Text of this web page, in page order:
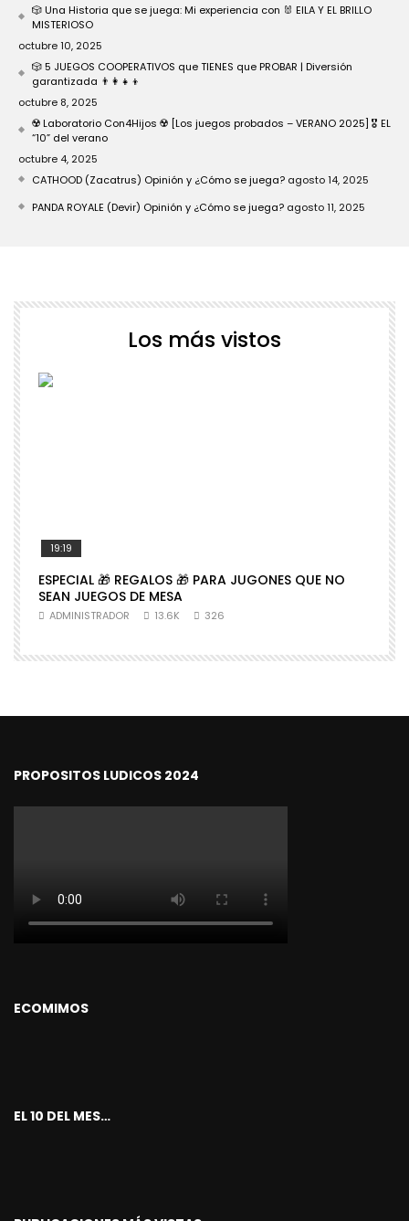
🎲 Una Historia que se juega: Mi experiencia con 🐰 EILA Y EL BRILLO
MISTERIOSO
octubre 10, 2025
🎲 5 JUEGOS COOPERATIVOS que TIENES que PROBAR | Diversión
garantizada 👨‍👩‍👧‍👦
octubre 8, 2025
☢️ Laboratorio Con4Hijos ☢️ [Los juegos probados – VERANO 2025] 🎖️ EL
“10” del verano
octubre 4, 2025
CATHOOD (Zacatrus) Opinión y ¿Cómo se juega? agosto 14, 2025
PANDA ROYALE (Devir) Opinión y ¿Cómo se juega? agosto 11, 2025
Los más vistos
19:19
ESPECIAL 🎁 REGALOS 🎁 PARA JUGONES QUE NO
SEAN JUEGOS DE MESA
ADMINISTRADOR 13.6K 326
PROPOSITOS LUDICOS 2024
ECOMIMOS
EL 10 DEL MES…